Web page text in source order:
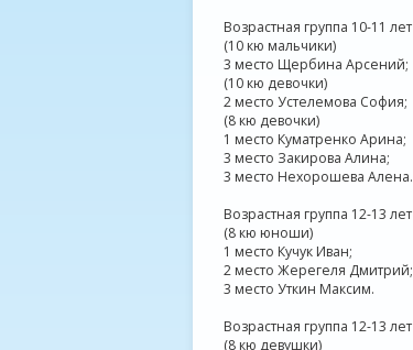
Возрастная группа 10-11 лет
(10 кю мальчики)
3 место Щербина Арсений;
(10 кю девочки)
2 место Устелемова София;
(8 кю девочки)
1 место Куматренко Арина;
3 место Закирова Алина;
3 место Нехорошева Алена.
Возрастная группа 12-13 лет
(8 кю юноши)
1 место Кучук Иван;
2 место Жерегеля Дмитрий;
3 место Уткин Максим.
Возрастная группа 12-13 лет
(8 кю девушки)